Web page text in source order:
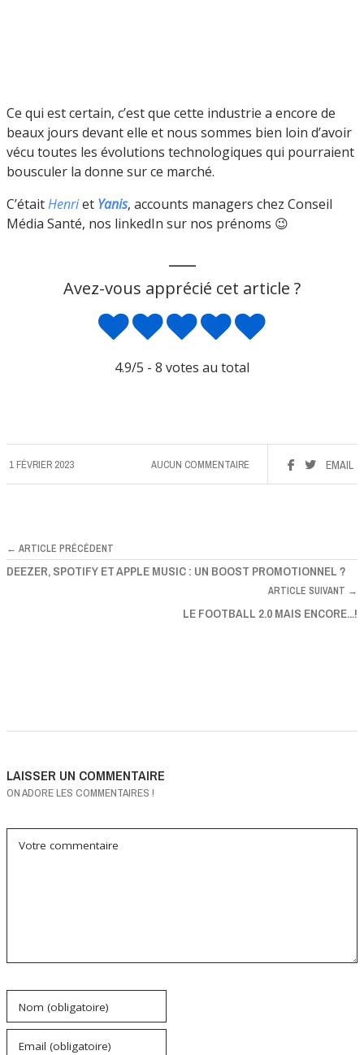
Ce qui est certain, c’est que cette industrie a encore de
beaux jours devant elle et nous sommes bien loin d’avoir
vécu toutes les évolutions technologiques qui pourraient
bousculer la donne sur ce marché.
C’étaitHenriet Yanis, accounts managers chez Conseil
Média Santé, nos linkedIn sur nos prénoms 😉
Avez-vous apprécié cet article ?
4.9/5 - 8 votes au total
1 FÉVRIER 2023 EMAIL
AUCUN COMMENTAIRE
← ARTICLE PRÉCÉDENT
DEEZER, SPOTIFY ET APPLE MUSIC : UN BOOST PROMOTIONNEL ?
ARTICLE SUIVANT →
LE FOOTBALL 2.0 MAIS ENCORE...!
LAISSER UN COMMENTAIRE
ON ADORE LES COMMENTAIRES !
Votre commentaire
Nom (obligatoire)
Email (obligatoire)